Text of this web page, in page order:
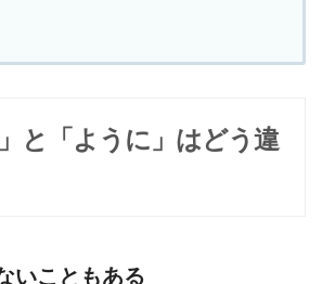
と「ように」はどう違
いこともある